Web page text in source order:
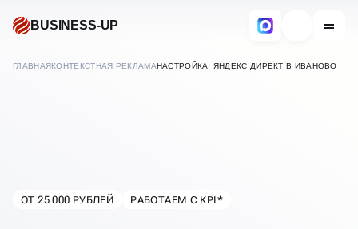
BUSINESS-UP
ГЛАВНАЯКОНТЕКСТНАЯ РЕКЛАМАНАСТРОЙКА ЯНДЕКС ДИРЕКТ В ИВАНОВО
ЯНДЕКС ДИРЕКТ
ОТ 25 000 РУБЛЕЙ РАБОТАЕМ С KPI*